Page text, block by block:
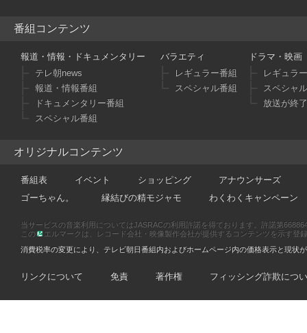
番組コンテンツ
報道・情報・ドキュメンタリー
テレ朝news
報道・情報番組
ドキュメンタリー番組
スペシャル番組
バラエティ
レギュラー番組
スペシャル番組
ドラマ・映画
レギュラ
スペシャ
放送が終
オリジナルコンテンツ
番組表 イベント ショッピング
アナウンサーズ
ゴーちゃん。
縁結びの精モジャモ わくわくキャンペーン
当サービスの音楽利用についてはJASRACの利用許諾を得ております。許諾第
この
エルマークは、レコード会社・映像製作会社が提供するコンテンツを示す登
消費税率の変更により、テレビ朝日番組内およびホームページ内の価格表示と現状
リンクについて 免責 著作権 フィッシング詐欺につ